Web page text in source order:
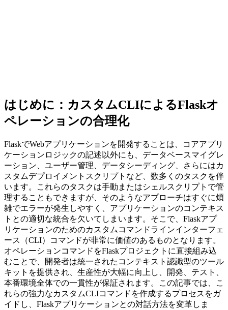
はじめに：カスタムCLIによるFlaskオ
ペレーションの合理化
FlaskでWebアプリケーションを開発することは、コアアプリ
ケーションロジックの記述以外にも、データベースマイグレ
ーション、ユーザー管理、データシーディング、さらにはカ
スタムデプロイメントスクリプトなど、数多くのタスクを伴
います。これらのタスクは手動またはシェルスクリプトで管
理することもできますが、そのようなアプローチはすぐに煩
雑でエラーが発生しやすく、アプリケーションのコンテキス
トとの適切な統合を欠いてしまいます。そこで、Flaskアプ
リケーションのためのカスタムコマンドラインインターフェ
ース（CLI）コマンドが非常に価値のあるものとなります。
オペレーションコマンドをFlaskプロジェクトに直接組み込
むことで、開発者は統一されたコンテキスト認識型のツール
キットを提供され、生産性が大幅に向上し、開発、テスト、
本番環境全体での一貫性が保証されます。この記事では、こ
れらの強力なカスタムCLIコマンドを作成するプロセスをガ
イドし、Flaskアプリケーションとの対話方法を変革しま